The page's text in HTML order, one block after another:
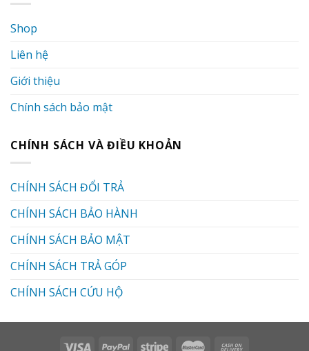
Shop
Liên hệ
Giới thiệu
Chính sách bảo mật
CHÍNH SÁCH VÀ ĐIỀU KHOẢN
CHÍNH SÁCH ĐỔI TRẢ
CHÍNH SÁCH BẢO HÀNH
CHÍNH SÁCH BẢO MẬT
CHÍNH SÁCH TRẢ GÓP
CHÍNH SÁCH CỨU HỘ